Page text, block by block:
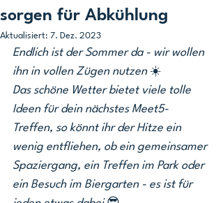
sorgen für Abkühlung
Aktualisiert: 7. Dez. 2023
Endlich ist der Sommer da - wir wollen
ihn in vollen Zügen nutzen ☀️
Das schöne Wetter bietet viele tolle
Ideen für dein nächstes Meet5-
Treffen, so könnt ihr der Hitze ein
wenig entfliehen, ob ein gemeinsamer
Spaziergang, ein Treffen im Park oder
ein Besuch im Biergarten - es ist für